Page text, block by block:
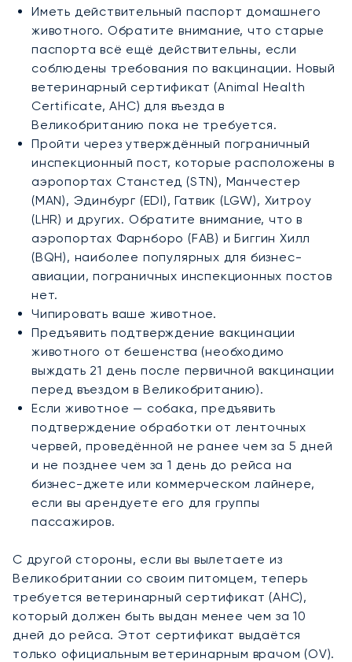
Иметь действительный паспорт домашнего
животного. Обратите внимание, что старые
паспорта всё ещё действительны, если
соблюдены требования по вакцинации. Новый
ветеринарный сертификат (Animal Health
Certificate, AHC) для въезда в
Великобританию пока не требуется.
Пройти через утверждённый пограничный
инспекционный пост, которые расположены в
аэропортах Станстед (STN), Манчестер
(MAN), Эдинбург (EDI), Гатвик (LGW), Хитроу
(LHR) и других. Обратите внимание, что в
аэропортах Фарнборо (FAB) и Биггин Хилл
(BQH), наиболее популярных для бизнес-
авиации, пограничных инспекционных постов
нет.
Чипировать ваше животное.
Предъявить подтверждение вакцинации
животного от бешенства (необходимо
выждать 21 день после первичной вакцинации
перед въездом в Великобританию).
Если животное — собака, предъявить
подтверждение обработки от ленточных
червей, проведённой не ранее чем за 5 дней
и не позднее чем за 1 день до рейса на
бизнес-джете или коммерческом лайнере,
если вы арендуете его для группы
пассажиров.
С другой стороны, если вы вылетаете из
Великобритании со своим питомцем, теперь
требуется ветеринарный сертификат (AHC),
который должен быть выдан менее чем за 10
дней до рейса. Этот сертификат выдаётся
только официальным ветеринарным врачом (OV).